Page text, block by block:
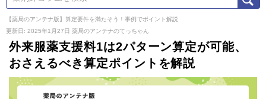
【薬局のアンテナ版】算定要件を満たそう！事例でポイント解説
更新日: 2025年1月27日 薬局のアンテナのてっちゃん
外来服薬支援料1は2パターン算定が可能、
おさえるべき算定ポイントを解説